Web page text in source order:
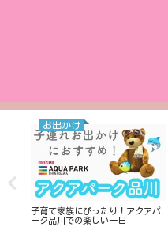
お出かけ
子育て家族にぴったり！アクアパ
ーク品川での楽しい一日